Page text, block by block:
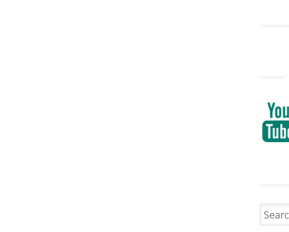
Search
for: